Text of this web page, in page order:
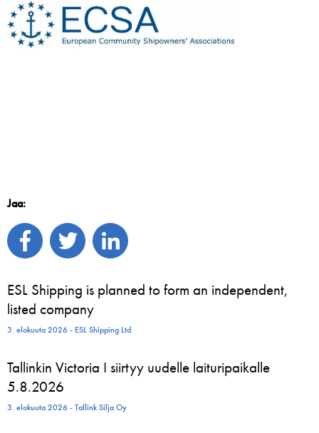
Jaa:
ESL Shipping is planned to form an independent,
listed company
3. elokuuta 2026 - ESL Shipping Ltd
Tallinkin Victoria I siirtyy uudelle laituripaikalle
5.8.2026
3. elokuuta 2026 - Tallink Silja Oy